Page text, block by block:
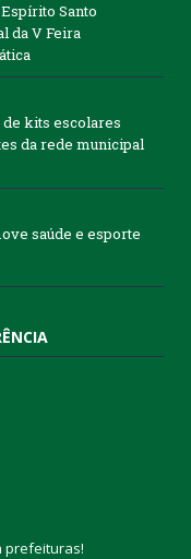
Santo
da V Feira
kits escolares
da rede municipal
saúde e esporte
prefeituras!